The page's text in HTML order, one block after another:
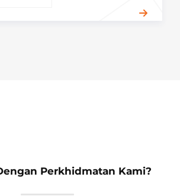
Perkhidmatan Kami?